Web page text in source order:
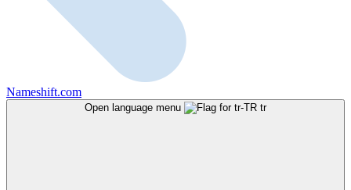
Nameshift.com
Open language menu tr